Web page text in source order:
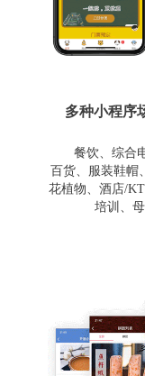
多种小程序
餐饮、综合
百货、服装鞋帽
花植物、酒店/
培训、